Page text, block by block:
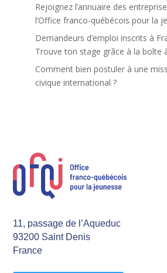
Rejoignez l’annuaire des
l’Office franco-québécois pour la
Demandeurs d’emploi inscrits à
Trouve ton stage grâce à la boîte à
Comment bien postuler à une
civique international ?
11, passage de l’Aqueduc
93200 Saint Denis
France